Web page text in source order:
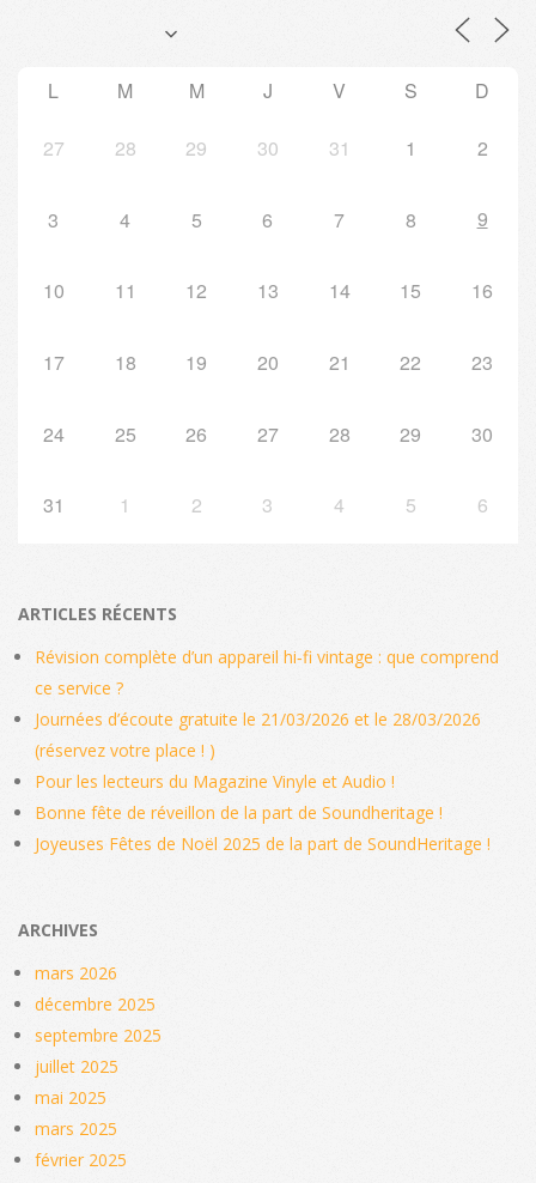
L M M J V S D
27 28 29 30 31 1 2
3 4 5 6 7 8 9
10 11 12 13 14 15 16
17 18 19 20 21 22 23
24 25 26 27 28 29 30
31 1 2 3 4 5 6
ARTICLES RÉCENTS
Révision complète d’un appareil hi‑fi vintage : que comprend
ce service ?
Journées d’écoute gratuite le 21/03/2026 et le 28/03/2026
(réservez votre place ! )
Pour les lecteurs du Magazine Vinyle et Audio !
Bonne fête de réveillon de la part de Soundheritage !
Joyeuses Fêtes de Noël 2025 de la part de SoundHeritage !
ARCHIVES
mars 2026
décembre 2025
septembre 2025
juillet 2025
mai 2025
mars 2025
février 2025